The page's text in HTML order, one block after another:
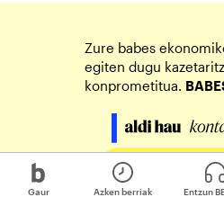
Gaur Azken berriak Entzun
Zure babes
egiten dugu
konprometitua.
Egin zure